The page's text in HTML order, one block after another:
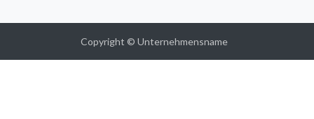
Copyright © Unternehmensname